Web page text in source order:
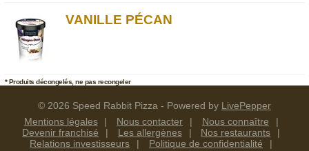
VANILLE PÉCAN
* Produits décongelés, ne pas recongeler
© 2026 Speed Rabbit Pizza - Powered by LivePepper
Mentions légales
Nous contacter
Nous connaître
Devenir franchisé
Les allergènes
Nos restaurants
Relations investisseurs
Politique de confidentialité